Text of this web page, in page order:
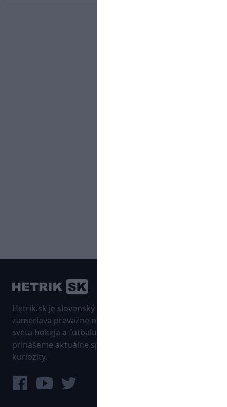
Hetrik.sk je slovenský športový portál, ktorý sa
zameriava prevažne na najnovšie informácie zo
sveta hokeja a futbalu. Pravidelne na dennej báze
prinášame aktuálne správy, góly, zaujímavosti a
kuriozity.